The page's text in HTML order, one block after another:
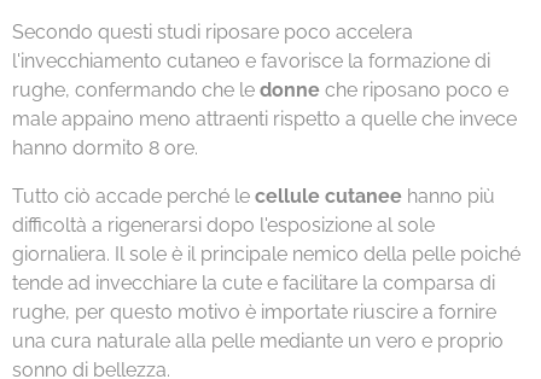
Secondo questi studi riposare poco accelera
l'invecchiamento cutaneo e favorisce la formazione di
rughe, confermando che le donne che riposano poco e
male appaino meno attraenti rispetto a quelle che invece
hanno dormito 8 ore.
Tutto ciò accade perché le cellule cutanee hanno più
difficoltà a rigenerarsi dopo l'esposizione al sole
giornaliera. Il sole è il principale nemico della pelle poiché
tende ad invecchiare la cute e facilitare la comparsa di
rughe, per questo motivo è importate riuscire a fornire
una cura naturale alla pelle mediante un vero e proprio
sonno di bellezza.